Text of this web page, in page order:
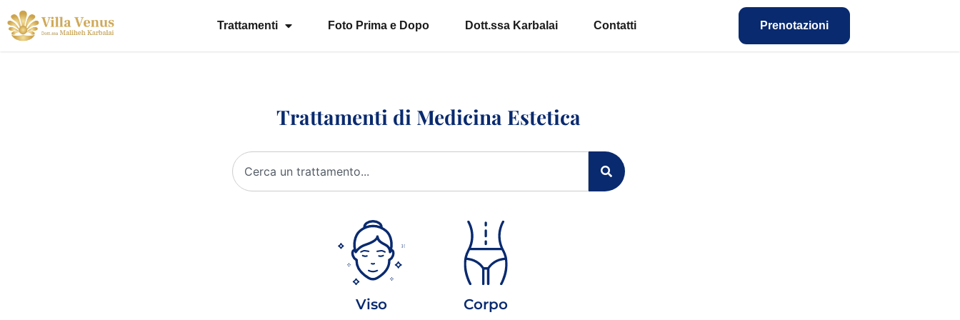
Trattamenti Foto Prima e Dopo Dott.ssa Karbalai Contatti Prenotazioni
Trattamenti di Medicina Estetica
Viso Corpo